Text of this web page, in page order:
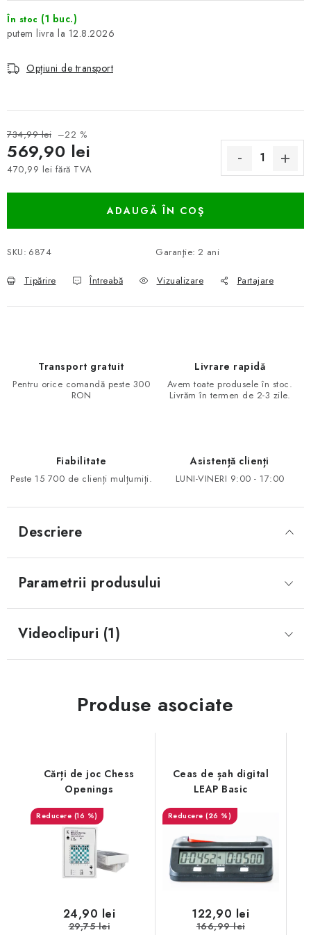
În stoc (1 buc.)
12.8.2026
Opțiuni de transport
734,99 lei –22 %
569,90 lei
470,99 lei fără TVA
ADAUGĂ ÎN COŞ
SKU: 6874 Garanţie: 2 ani
Tipărire Întreabă Vizualizare Partajare
Transport gratuit
Pentru orice comandă peste 300
RON
Livrare rapidă
Avem toate produsele în stoc.
Livrăm în termen de 2-3 zile.
Fiabilitate
Peste 15 700 de clienți mulțumiți.
Asistență clienți
LUNI-VINERI 9:00 - 17:00
Descriere
Parametrii produsului
Videoclipuri (1)
Produse asociate
Cărți de joc Chess
Openings
(16 %)
24,90 lei
29,75 lei
Ceas de șah digital
LEAP Basic
(26 %)
122,90 lei
166,99 lei